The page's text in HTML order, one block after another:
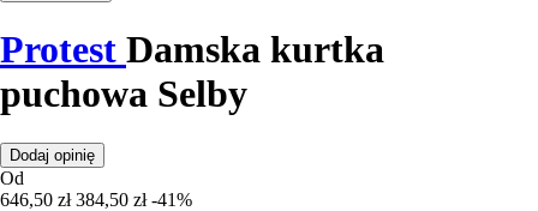
Protest Damska kurtka
puchowa Selby
Dodaj opinię
Od
646,50 zł 384,50 zł -41%